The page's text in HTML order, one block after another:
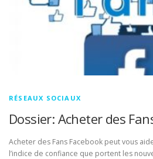
RÉSEAUX SOCIAUX
Dossier: Acheter des
Acheter des Fans Facebook peut vous
l’indice de confiance que portent les